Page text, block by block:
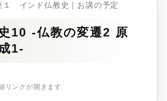
１ インド仏教史｜お講の予定
10 ‐仏教の変遷2 原
1‐
リンクが開きます